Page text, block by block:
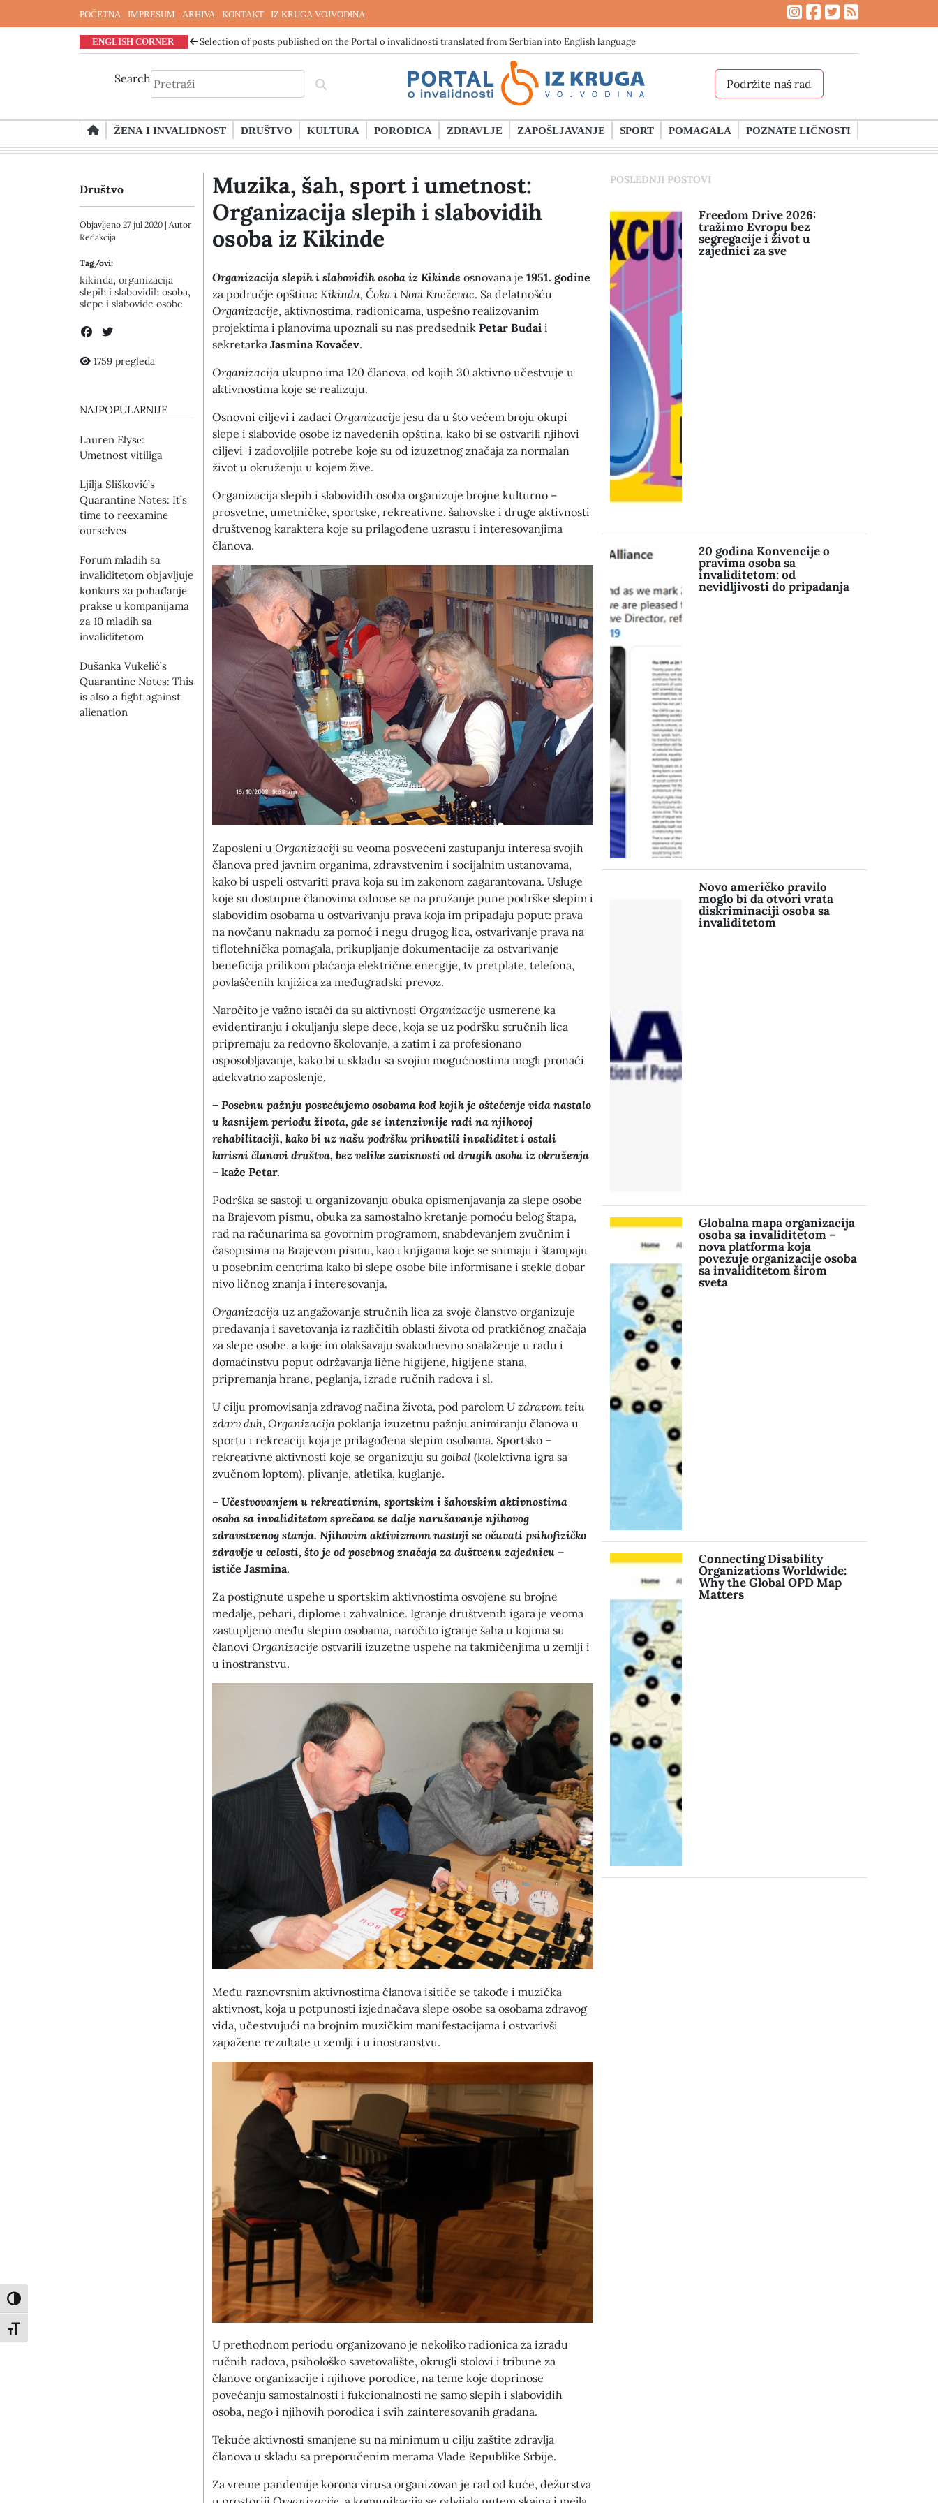
Toggle High Contrast
Toggle Font size
POČETNA IMPRESUM ARHIVA KONTAKT IZ KRUGA VOJVODINA
ENGLISH CORNER Selection of posts published on the Portal o invalidnosti translated from Serbian into English language
Search Podržite naš rad
to
content
ŽENA I INVALIDNOST DRUŠTVO KULTURA PORODICA ZDRAVLJE ZAPOŠLJAVANJE SPORT POMAGALA POZNATE LIČNOSTI
Društvo
Objavljeno 27 jul 2020 | Autor
Redakcija
Tag/ovi:
kikinda, organizacija
slepih i slabovidih osoba,
slepe i slabovide osobe
1759 pregleda
NAJPOPULARNIJE
Lauren Elysе:
Umetnost vitiliga
Ljilja Slišković’s
Quarantine Notes: It’s
time to reexamine
ourselves
Forum mladih sa
invaliditetom objavljuje
konkurs za pohađanje
prakse u kompanijama
za 10 mladih sa
invaliditetom
Dušanka Vukelić’s
Quarantine Notes: This
is also a fight against
alienation
Muzika, šah, sport i umetnost:
Organizacija slepih i slabovidih
osoba iz Kikinde
Organizacija slepih i slabovidih osoba iz Kikinde osnovana je 1951. godine
za područje opština: Kikinda, Čoka i Novi Kneževac. Sa delatnošću
Organizacije, aktivnostima, radionicama, uspešno realizovanim
projektima i planovima upoznali su nas predsednik Petar Budai i
sekretarka Jasmina Kovačev.
Organizacija ukupno ima 120 članova, od kojih 30 aktivno učestvuje u
aktivnostima koje se realizuju.
Osnovni ciljevi i zadaci Organizacije jesu da u što većem broju okupi
slepe i slabovide osobe iz navedenih opština, kako bi se ostvarili njihovi
ciljevi i zadovoljile potrebe koje su od izuzetnog značaja za normalan
život u okruženju u kojem žive.
Organizacija slepih i slabovidih osoba organizuje brojne kulturno –
prosvetne, umetničke, sportske, rekreativne, šahovske i druge aktivnosti
društvenog karaktera koje su prilagođene uzrastu i interesovanjima
članova.
Zaposleni u Organizaciji su veoma posvećeni zastupanju interesa svojih
članova pred javnim organima, zdravstvenim i socijalnim ustanovama,
kako bi uspeli ostvariti prava koja su im zakonom zagarantovana. Usluge
koje su dostupne članovima odnose se na pružanje pune podrške slepim i
slabovidim osobama u ostvarivanju prava koja im pripadaju poput: prava
na novčanu naknadu za pomoć i negu drugog lica, ostvarivanje prava na
tiflotehnička pomagala, prikupljanje dokumentacije za ostvarivanje
beneficija prilikom plaćanja električne energije, tv pretplate, telefona,
povlaščenih knjižica za međugradski prevoz.
Naročito je važno istaći da su aktivnosti Organizacije usmerene ka
evidentiranju i okuljanju slepe dece, koja se uz podršku stručnih lica
pripremaju za redovno školovanje, a zatim i za profesionano
osposobljavanje, kako bi u skladu sa svojim mogućnostima mogli pronaći
adekvatno zaposlenje.
– Posebnu pažnju posvećujemo osobama kod kojih je oštećenje vida nastalo
u kasnijem periodu života, gde se intenzivnije radi na njihovoj
rehabilitaciji, kako bi uz našu podršku prihvatili invaliditet i ostali
korisni članovi društva, bez velike zavisnosti od drugih osoba iz okruženja
– kaže Petar.
Podrška se sastoji u organizovanju obuka opismenjavanja za slepe osobe
na Brajevom pismu, obuka za samostalno kretanje pomoću belog štapa,
rad na računarima sa govornim programom, snabdevanjem zvučnim i
časopisima na Brajevom pismu, kao i knjigama koje se snimaju i štampaju
u posebnim centrima kako bi slepe osobe bile informisane i stekle dobar
nivo ličnog znanja i interesovanja.
Organizacija uz angažovanje stručnih lica za svoje članstvo organizuje
predavanja i savetovanja iz različitih oblasti života od pratkičnog značaja
za slepe osobe, a koje im olakšavaju svakodnevno snalaženje u radu i
domaćinstvu poput održavanja lične higijene, higijene stana,
pripremanja hrane, peglanja, izrade ručnih radova i sl.
U cilju promovisanja zdravog načina života, pod parolom U zdravom telu
zdarv duh, Organizacija poklanja izuzetnu pažnju animiranju članova u
sportu i rekreaciji koja je prilagođena slepim osobama. Sportsko –
rekreativne aktivnosti koje se organizuju su golbal (kolektivna igra sa
zvučnom loptom), plivanje, atletika, kuglanje.
– Učestvovanjem u rekreativnim, sportskim i šahovskim aktivnostima
osoba sa invaliditetom sprečava se dalje narušavanje njihovog
zdravstvenog stanja. Njihovim aktivizmom nastoji se očuvati psihofizičko
zdravlje u celosti, što je od posebnog značaja za duštvenu zajednicu –
ističe Jasmina.
Za postignute uspehe u sportskim aktivnostima osvojene su brojne
medalje, pehari, diplome i zahvalnice. Igranje društvenih igara je veoma
zastupljeno među slepim osobama, naročito igranje šaha u kojima su
članovi Organizacije ostvarili izuzetne uspehe na takmičenjima u zemlji i
u inostranstvu.
Među raznovrsnim aktivnostima članova isitiče se takođe i muzička
aktivnost, koja u potpunosti izjednačava slepe osobe sa osobama zdravog
vida, učestvujući na brojnim muzičkim manifestacijama i ostvarivši
zapažene rezultate u zemlji i u inostranstvu.
U prethodnom periodu organizovano je nekoliko radionica za izradu
ručnih radova, psihološko savetovalište, okrugli stolovi i tribune za
članove organizacije i njihove porodice, na teme koje doprinose
povećanju samostalnosti i fukcionalnosti ne samo slepih i slabovidih
osoba, nego i njihovih porodica i svih zainteresovanih građana.
Tekuće aktivnosti smanjene su na minimum u cilju zaštite zdravlja
članova u skladu sa preporučenim merama Vlade Republike Srbije.
Za vreme pandemije korona virusa organizovan je rad od kuće, dežurstva
POSLEDNJI POSTOVI
Freedom Drive 2026:
tražimo Evropu bez
segregacije i život u
zajednici za sve
20 godina Konvencije o
pravima osoba sa
invaliditetom: od
nevidljivosti do pripadanja
Novo američko pravilo
moglo bi da otvori vrata
diskriminaciji osoba sa
invaliditetom
Globalna mapa organizacija
osoba sa invaliditetom –
nova platforma koja
povezuje organizacije osoba
sa invaliditetom širom
sveta
Connecting Disability
Organizations Worldwide:
Why the Global OPD Map
Matters